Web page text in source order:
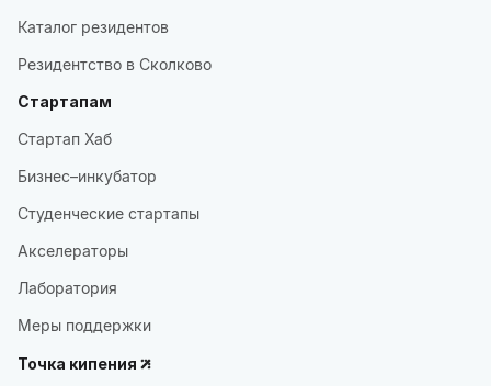
Каталог резидентов
Резидентство в Сколково
Стартапам
Стартап Хаб
Бизнес–инкубатор
Студенческие стартапы
Акселераторы
Лаборатория
Меры поддержки
Точка кипения